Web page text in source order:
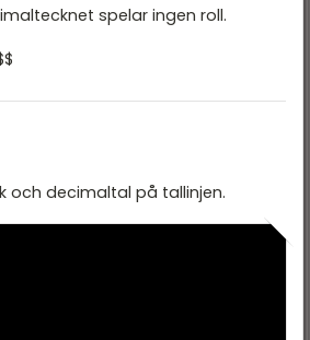
spelar ingen roll.
och decimaltal på tallinjen.